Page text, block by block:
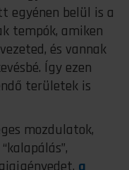
egyénen belül is a
tempók, amiken
és vannak
Így ezen
területek is
mozdulatok,